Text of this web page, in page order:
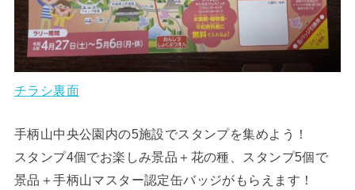
チラシ裏面
手柄山中央公園内の5施設でスタンプを集めよう！
スタンプ4個でお楽しみ景品＋花の種、スタンプ5個で
景品＋手柄山マスター認定缶バッジがもらえます！